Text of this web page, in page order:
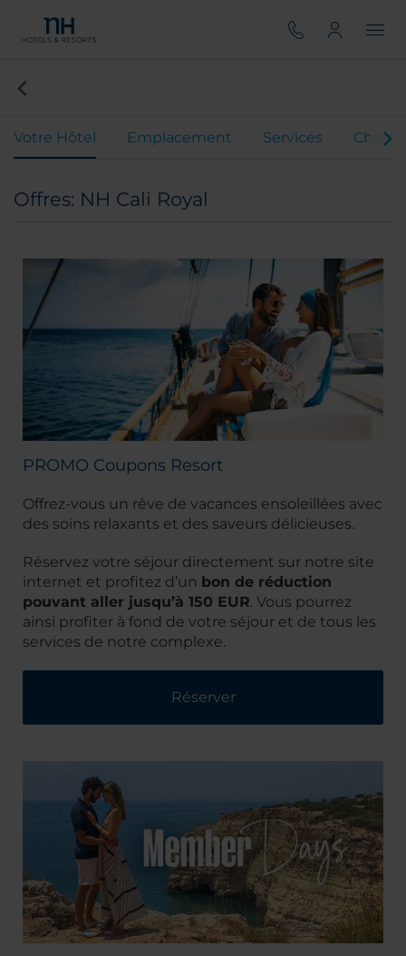
Votre Hôtel Emplacement Services
Offres: NH Cali Royal
PROMO Coupons Resort
Offrez-vous un rêve de vacances ensoleillées avec
des soins relaxants et des saveurs délicieuses.
Réservez votre séjour directement sur notre site
internet et profitez d’un bon de réduction
pouvant aller jusqu’à 150 EUR. Vous pourrez
ainsi profiter à fond de votre séjour et de tous les
services de notre complexe.
Réserver